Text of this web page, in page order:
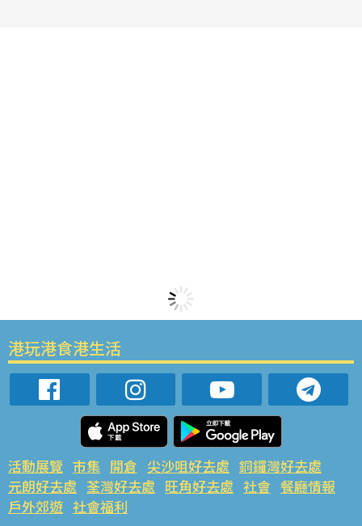
港玩港食港生活
活動展覽 市集 開倉 尖沙咀好去處 銅鑼灣好去處
元朗好去處 荃灣好去處 旺角好去處 社會 餐廳情報
戶外郊遊 社會福利